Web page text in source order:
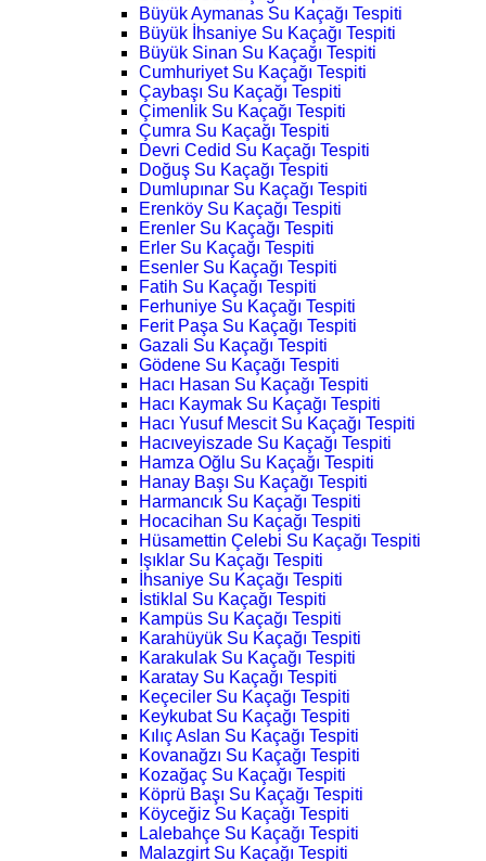
Büyük Aymanas Su Kaçağı Tespiti
Büyük İhsaniye Su Kaçağı Tespiti
Büyük Sinan Su Kaçağı Tespiti
Cumhuriyet Su Kaçağı Tespiti
Çaybaşı Su Kaçağı Tespiti
Çimenlik Su Kaçağı Tespiti
Çumra Su Kaçağı Tespiti
Devri Cedid Su Kaçağı Tespiti
Doğuş Su Kaçağı Tespiti
Dumlupınar Su Kaçağı Tespiti
Erenköy Su Kaçağı Tespiti
Erenler Su Kaçağı Tespiti
Erler Su Kaçağı Tespiti
Esenler Su Kaçağı Tespiti
Fatih Su Kaçağı Tespiti
Ferhuniye Su Kaçağı Tespiti
Ferit Paşa Su Kaçağı Tespiti
Gazali Su Kaçağı Tespiti
Gödene Su Kaçağı Tespiti
Hacı Hasan Su Kaçağı Tespiti
Hacı Kaymak Su Kaçağı Tespiti
Hacı Yusuf Mescit Su Kaçağı Tespiti
Hacıveyiszade Su Kaçağı Tespiti
Hamza Oğlu Su Kaçağı Tespiti
Hanay Başı Su Kaçağı Tespiti
Harmancık Su Kaçağı Tespiti
Hocacihan Su Kaçağı Tespiti
Hüsamettin Çelebi Su Kaçağı Tespiti
Işıklar Su Kaçağı Tespiti
İhsaniye Su Kaçağı Tespiti
İstiklal Su Kaçağı Tespiti
Kampüs Su Kaçağı Tespiti
Karahüyük Su Kaçağı Tespiti
Karakulak Su Kaçağı Tespiti
Karatay Su Kaçağı Tespiti
Keçeciler Su Kaçağı Tespiti
Keykubat Su Kaçağı Tespiti
Kılıç Aslan Su Kaçağı Tespiti
Kovanağzı Su Kaçağı Tespiti
Kozağaç Su Kaçağı Tespiti
Köprü Başı Su Kaçağı Tespiti
Köyceğiz Su Kaçağı Tespiti
Lalebahçe Su Kaçağı Tespiti
Malazgirt Su Kaçağı Tespiti